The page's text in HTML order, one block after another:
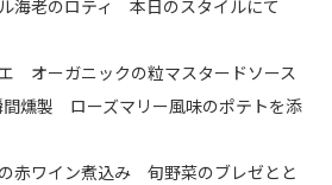
海老のロティ 本日のスタイルにて
オーガニックの粒マスタードソース
燻製 ローズマリー風味のポテトを添
赤ワイン煮込み 旬野菜のブレゼとと